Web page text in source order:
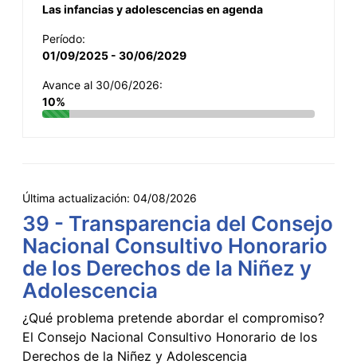
Las infancias y adolescencias en agenda
Período:
01/09/2025 - 30/06/2029
Avance al 30/06/2026:
10%
Última actualización: 04/08/2026
39 - Transparencia del Consejo
Nacional Consultivo Honorario
de los Derechos de la Niñez y
Adolescencia
¿Qué problema pretende abordar el compromiso?
El Consejo Nacional Consultivo Honorario de los
Derechos de la Niñez y Adolescencia